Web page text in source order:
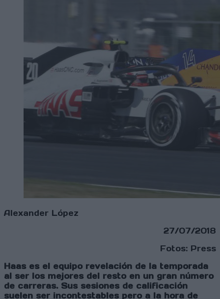
Alexander López
27/07/2018
Fotos: Press
Haas es el equipo revelación de la temporada
al ser los mejores del resto en un gran número
de carreras. Sus sesiones de calificación
suelen ser incontestables pero a la hora de